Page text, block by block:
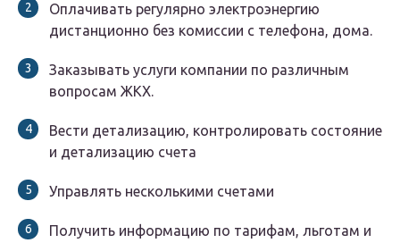
Оплачивать регулярно электроэнергию
дистанционно без комиссии с телефона, дома.
Заказывать услуги компании по различным
вопросам ЖКХ.
Вести детализацию, контролировать состояние
и детализацию счета
Управлять несколькими счетами
Получить информацию по тарифам, льготам и